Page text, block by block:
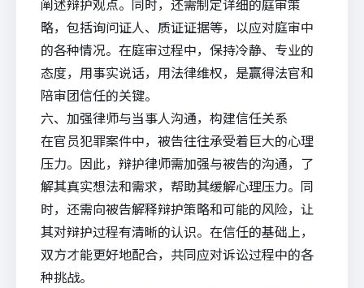
阐述辩护观点。同时，还需制定详细的庭审策
略，包括询问证人、质证证据等，以应对庭审中
的各种情况。在庭审过程中，保持冷静、专业的
态度，用事实说话，用法律维权，是赢得法官和
陪审团信任的关键。
六、加强律师与当事人沟通，构建信任关系
在官员犯罪案件中，被告往往承受着巨大的心理
压力。因此，辩护律师需加强与被告的沟通，了
解其真实想法和需求，帮助其缓解心理压力。同
时，还需向被告解释辩护策略和可能的风险，让
其对辩护过程有清晰的认识。在信任的基础上，
双方才能更好地配合，共同应对诉讼过程中的各
种挑战。